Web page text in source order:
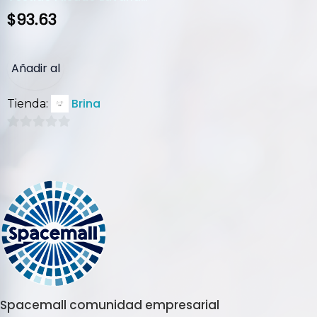
$93.63
Añadir al
carrito
Tienda: Brina
Spacemall comunidad empresarial